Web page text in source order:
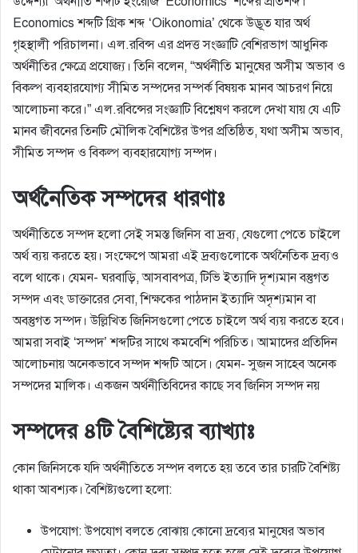
Economics শব্দটি গ্রিক শব্দ ‘Oikonomia’ থেকে উদ্ভূত যার অর্থ
গৃহস্থালী পরিচালনা। এল.রবিন্স এর প্রদত্ত সংজ্ঞাটি বেশিরভাগ আধুনিক
অর্থনীতির ক্ষেত্রে প্রযোজ্য। তিনি বলেন, “অর্থনীতি মানুষের অসীম অভাব ও
বিকল্প ব্যবহারযোগ্য সীমিত সম্পদের সম্পর্ক বিষয়ক মানব আচরণ নিয়ে
আলোচনা করে।” এল.রবিন্সের সংজ্ঞাটি বিশ্লেষণ করলে দেখা যায় যে এটি
মানব জীবনের তিনটি মৌলিক বৈশিষ্টের উপর প্রতিষ্ঠিত, যথা অসীম অভাব,
সীমিত সম্পদ ও বিকল্প ব্যবহারযোগ্য সম্পদ।
অর্থনৈতিক সম্পদের ধারণাঃ
অর্থনীতিতে সম্পদ হলো সেই সমস্ত জিনিস বা দ্রব্য, যেগুলো পেতে চাইলে
অর্থ ব্যয় করতে হয়। সংক্ষেপে আমরা এই দ্রব্যগুলোকে অর্থনৈতিক দ্রব্যও
বলে থাকে। যেমন- ঘরবাড়ি, আসবাবপত্র, টিভি ইত্যাদি দৃশ্যমান বস্তুগত
সম্পদ এবং ডাক্তারের সেবা, শিক্ষকের পাঠদান ইত্যাদি অদৃশ্যমান বা
অবস্তুগত সম্পদ। উল্লিখিত জিনিসগুলো পেতে চাইলে অর্থ ব্যয় করতে হবে।
আমরা সবাই ‘সম্পদ’ শব্দটির সাথে কমবেশি পরিচিত। আমাদের প্রতিদিন
আলোচনায় অনেকভাবে সম্পদ শব্দটি আসে। যেমন- সুজন সাহেব অনেক
সম্পদের মালিক। একজন অর্থনীতিবিদের কাছে সব জিনিস সম্পদ নয়
সম্পদের ৪টি বৈশিষ্ট্যের ব্যাখ্যাঃ
কোন জিনিসকে যদি অর্থনীতিতে সম্পদ বলতে হয় তবে তার চারটি বৈশিষ্ট্য
থাকা আবশ্যক। বৈশিষ্ট্যগুলো হলো:
উপযোগ: উপযোগ বলতে বোঝায় কোনো দ্রব্যের মানুষের অভাব